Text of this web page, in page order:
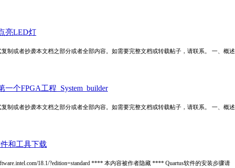
亮LED灯
制或者抄袭本文档之部分或者全部内容。如需要完整文档或转载帖子，请联系。 一、概述
个FPGA工程_System_builder
制或者抄袭本文档之部分或者全部内容。如需要完整文档或转载帖子，请联系。 一、概述
和工具下载
18.1/?edition=standard **** 本内容被作者隐藏 **** Quartus软件的安装步骤请